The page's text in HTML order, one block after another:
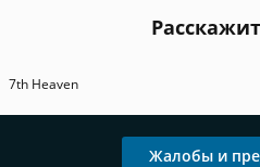
7th Heaven
Жалобы и